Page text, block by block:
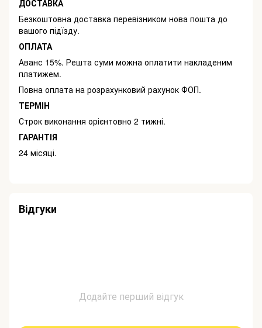
ДОСТАВКА
Безкоштовна доставка перевізником нова пошта до
вашого підїзду.
ОПЛАТА
Аванс 15%. Решта суми можна оплатити накладеним
платижем.
Повна оплата на розрахунковий рахунок ФОП.
ТЕРМІН
Строк виконання орієнтовно 2 тижні.
ГАРАНТІЯ
24 місяці.
Відгуки
Додайте перший відгук